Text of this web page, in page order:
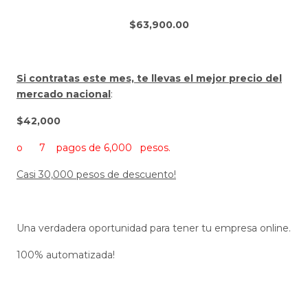
$63,900.00
Si contratas este mes, te llevas el mejor precio del
mercado nacional:
$42,000
o 7 pagos de 6,000 pesos.
Casi 30,000 pesos de descuento!
Una verdadera oportunidad para tener tu empresa online.
100% automatizada!